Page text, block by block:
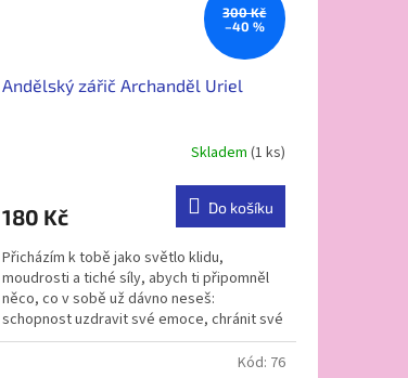
300 Kč
–40 %
Andělský zářič Archanděl Uriel
je
z
5
hvězdiček.
Skladem (1 ks)
180 Kč Do košíku
Přicházím k tobě jako světlo klidu,
moudrosti a tiché síly, abych ti připomněl
něco, co v sobě už dávno neseš:
schopnost uzdravit své emoce, chránit své
srdce a vystavět svůj...
Kód: 76